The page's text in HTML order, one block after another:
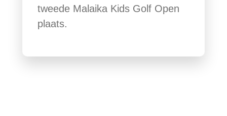
tweede Malaika Kids Golf Open
plaats.